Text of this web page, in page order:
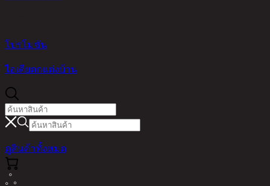
โปรโมชัน
ไอเดียตกแต่งบ้าน
ดูสินค้าทั้งหมด